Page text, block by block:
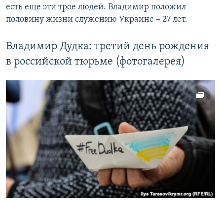
есть еще эти трое людей. Владимир положил
половину жизни служению Украине – 27 лет.
Владимир Дудка: третий день рождения
в российской тюрьме (фотогалерея)